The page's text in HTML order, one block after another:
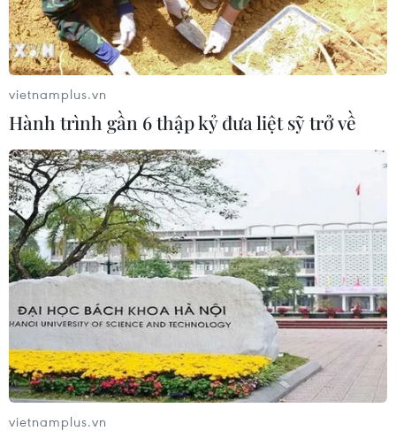
Gợi ý top 5 mẫu son môi 'hot' cho ngày
Quốc tế Phụ nữ 8/3
06/03/2023 03:56
Cận kề ngày Quốc tế Phụ nữ 8/3, cánh mày râu có thể
tham khảo một số mẫu son đang được ưa chuộng nhất
để làm quà tặng dành cho những người phụ nữ yêu
thương của mình.
vietnamplus.vn
Hành trình gần 6 thập kỷ đưa liệt sỹ trở về
vietnamplus.vn